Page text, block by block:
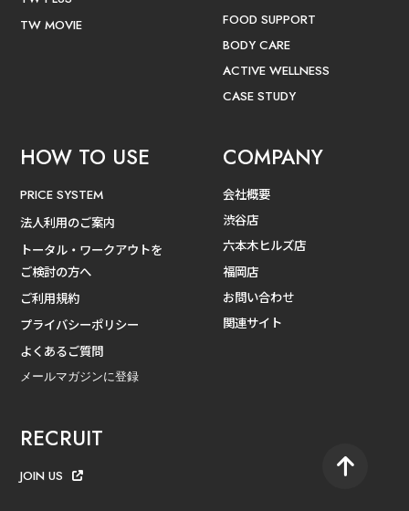
TW MOVIE
FOOD SUPPORT
BODY CARE
ACTIVE WELLNESS
CASE STUDY
HOW TO USE
PRICE SYSTEM
法人利用のご案内
トータル・ワークアウトを
ご検討の方へ
ご利用規約
プライバシーポリシー
よくあるご質問
メールマガジンに登録
COMPANY
会社概要
渋谷店
六本木ヒルズ店
福岡店
お問い合わせ
関連サイト
RECRUIT
JOIN US